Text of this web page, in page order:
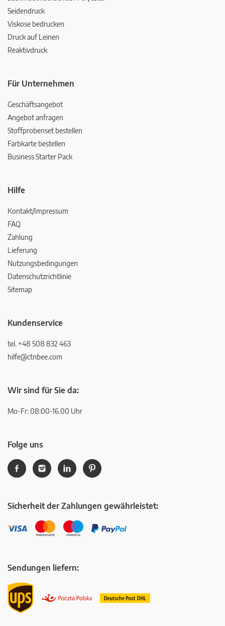
Seidendruck
Viskose bedrucken
Druck auf Leinen
Reaktivdruck
Für Unternehmen
Geschäftsangebot
Angebot anfragen
Stoffprobenset bestellen
Farbkarte bestellen
Business Starter Pack
Hilfe
Kontakt/Impressum
FAQ
Zahlung
Lieferung
Nutzungsbedingungen
Datenschutzrichtlinie
Sitemap
Kundenservice
tel. +48 508 832 463
hilfe@ctnbee.com
Wir sind für Sie da:
Mo-Fr: 08:00-16.00 Uhr
Folge uns
Sicherheit der Zahlungen gewährleistet:
Sendungen liefern: